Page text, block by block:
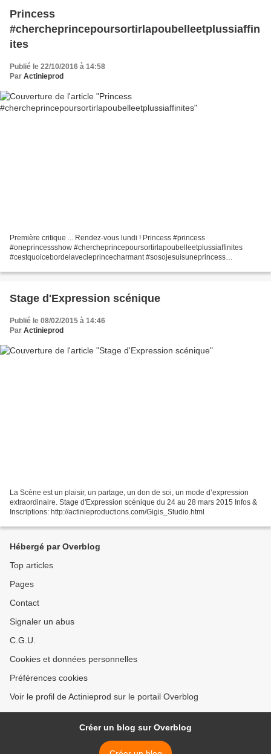
Princess
#chercheprincepoursortirlapoubelleetplussiaffin
ites
Publié le 22/10/2016 à 14:58
Par Actinieprod
Première critique ... Rendez-vous lundi ! Princess #princess
#oneprincessshow #chercheprincepoursortirlapoubelleetplussiaffinites
#cestquoicebordelavecleprincecharmant #sosojesuisuneprincess
#princecharmantespeceenvoiedextinction...
Stage d'Expression scénique
Publié le 08/02/2015 à 14:46
Par Actinieprod
La Scène est un plaisir, un partage, un don de soi, un mode d’expression
extraordinaire. Stage d'Expression scénique du 24 au 28 mars 2015 Infos &
Inscriptions: http://actinieproductions.com/Gigis_Studio.html​
Hébergé par Overblog
Top articles
Pages
Contact
Signaler un abus
C.G.U.
Cookies et données personnelles
Préférences cookies
Voir le profil de Actinieprod sur le portail Overblog
Créer un blog sur Overblog